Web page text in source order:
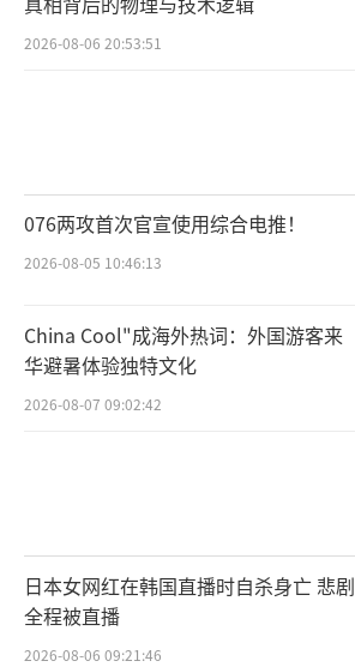
2026-08-06 20:53:51
076两攻首次官宣使用综合电推！
2026-08-05 10:46:13
China Cool"成海外热词：外国游客来
华避暑体验独特文化
2026-08-07 09:02:42
日本女网红在韩国直播时自杀身亡 悲剧
全程被直播
2026-08-06 09:21:46